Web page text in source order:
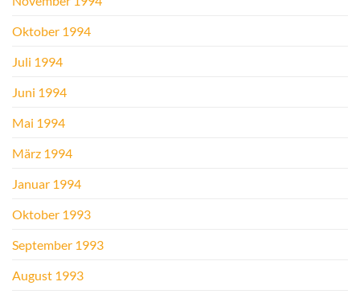
Oktober 1994
Juli 1994
Juni 1994
Mai 1994
März 1994
Januar 1994
Oktober 1993
September 1993
August 1993